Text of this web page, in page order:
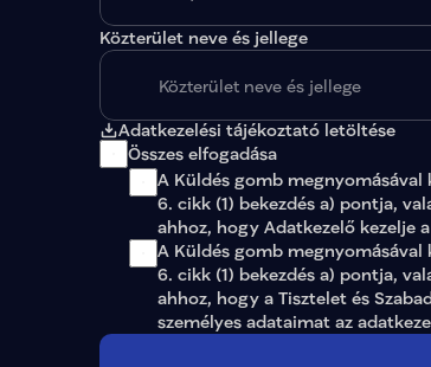
Közterület neve és jellege
Adatkezelési tájékoztató letöltése
Összes elfogadása
A Küldés gomb
6. cikk (1) bekezdés a) pontja,
ahhoz, hogy Adatkezelő kezelje
A Küldés gomb megnyomásával
6. cikk (1) bekezdés a) pontja,
ahhoz, hogy a Tisztelet és
személyes adataimat az